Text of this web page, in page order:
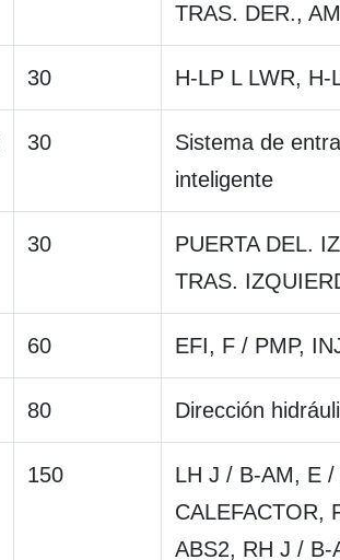
TRAS. DER.,
30 H-LP L LWR, H-
30
Sistema de
inteligente
30
PUERTA DEL.
TRAS.
60 EFI, F / PMP,
80 Dirección
150
LH J / B-AM, E
CALEFACTOR,
ABS2, RH J / B-